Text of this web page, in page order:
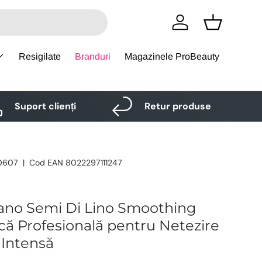
Logare Cos
Resigilate Branduri Magazinele ProBeauty
Suport clienți Retur produse
| Cod EAN 8022297111247
Semi Di Lino Smoothing
Profesională pentru Netezire